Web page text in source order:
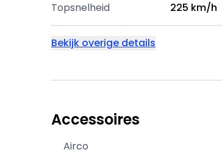
Topsnelheid 225 km/h
Bekijk overige details
Accessoires
Airco